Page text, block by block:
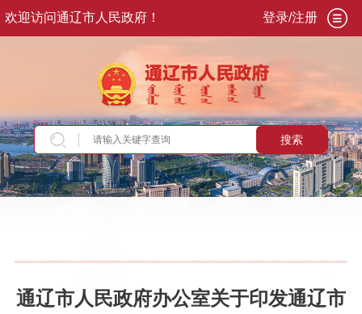
欢迎访问通辽市人民政府！ 登录/注册
搜索
当前位置：首页>政务公开>政府信息公开>法
策
通辽市人民政府办公室关于印发通辽市